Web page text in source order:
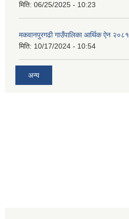
मिति: 06/25/2025 - 10:23
मकवानपुरगढी गाउँपालिका आर्थिक ‌‌‌ऐन २०८१
मिति: 10/17/2024 - 10:54
अन्य